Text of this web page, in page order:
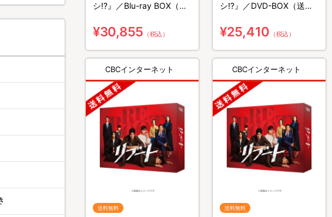
シ!?』／Blu-ray BOX（送
¥30,855 （税込）
シ!?』／DVD-BOX（送料
¥25,410 （税込）
CBCインターネット
送料無料
CBCインターネット
送料無料